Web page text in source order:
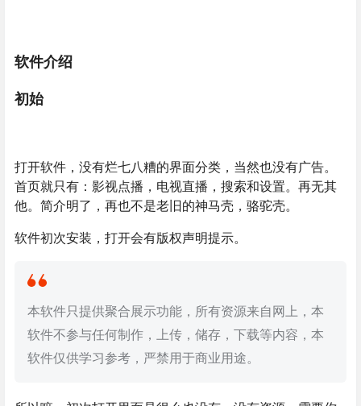
软件介绍
初始
打开软件，没有烂七八糟的界面分类，当然也没有广告。
首页就只有：影视点播，电视直播，搜索和设置。再无其
他。简介明了，再也不是老旧的神马壳，骆驼壳。
软件初次安装，打开会有版权声明提示。
本软件只提供聚合展示功能，所有资源来自网上，本
软件不参与任何制作，上传，储存，下载等内容，本
软件仅供学习参考，严禁用于商业用途。